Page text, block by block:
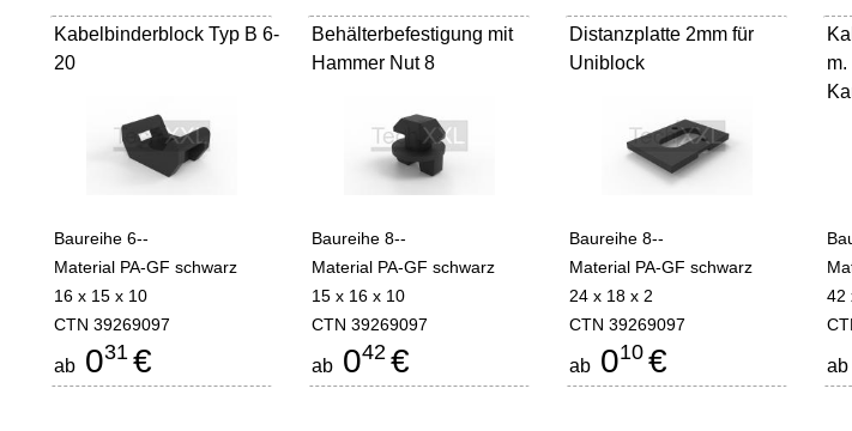
Kabelbinderblock Typ B 6-
20
Baureihe 6--
Material PA-GF schwarz
16 x 15 x 10
CTN 39269097
ab 031 €
Behälterbefestigung mit
Hammer Nut 8
Baureihe 8--
Material PA-GF schwarz
15 x 16 x 10
CTN 39269097
ab 042 €
Distanzplatte 2mm für
Uniblock
Baureihe 8--
Material PA-GF schwarz
24 x 18 x 2
CTN 39269097
ab 010 €
42
ab